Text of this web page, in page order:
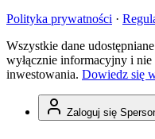
Polityka prywatności ·
Wszystkie dane
wyłącznie informacyjny i nie
inwestowania. Dowiedz się
Zaloguj się